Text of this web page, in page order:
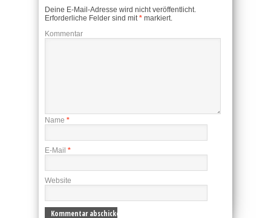
Deine E-Mail-Adresse wird nicht veröffentlicht.
Erforderliche Felder sind mit* markiert.
Kommentar
Name *
E-Mail *
Website